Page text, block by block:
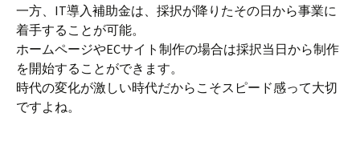
一方、IT導入補助金は、採択が降りたその日から事業に
着手することが可能。
ホームページやECサイト制作の場合は採択当日から制作
を開始することができます。
時代の変化が激しい時代だからこそスピード感って大切
ですよね。